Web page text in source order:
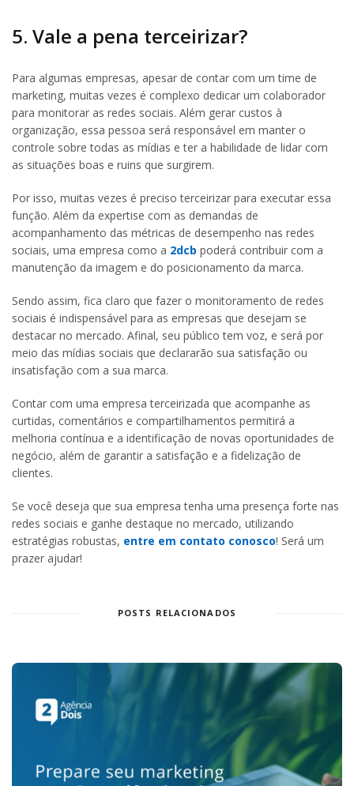
5. Vale a pena terceirizar?
Para algumas empresas, apesar de contar com um time de
marketing, muitas vezes é complexo dedicar um colaborador
para monitorar as redes sociais. Além gerar custos à
organização, essa pessoa será responsável em manter o
controle sobre todas as mídias e ter a habilidade de lidar com
as situações boas e ruins que surgirem.
Por isso, muitas vezes é preciso terceirizar para executar essa
função. Além da expertise com as demandas de
acompanhamento das métricas de desempenho nas redes
sociais, uma empresa como a 2dcb poderá contribuir com a
manutenção da imagem e do posicionamento da marca.
Sendo assim, fica claro que fazer o monitoramento de redes
sociais é indispensável para as empresas que desejam se
destacar no mercado. Afinal, seu público tem voz, e será por
meio das mídias sociais que declararão sua satisfação ou
insatisfação com a sua marca.
Contar com uma empresa terceirizada que acompanhe as
curtidas, comentários e compartilhamentos permitirá a
melhoria contínua e a identificação de novas oportunidades de
negócio, além de garantir a satisfação e a fidelização de
clientes.
Se você deseja que sua empresa tenha uma presença forte nas
redes sociais e ganhe destaque no mercado, utilizando
estratégias robustas, entre em contato conosco! Será um
prazer ajudar!
POSTS RELACIONADOS